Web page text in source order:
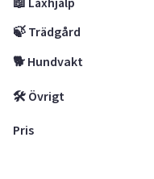
🍃 Trädgård
🐕 Hundvakt
🛠 Övrigt
Pris